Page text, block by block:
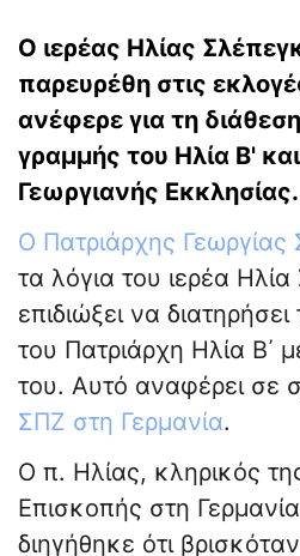
Ο ιερέας Ηλίας
παρευρέθη στις
ανέφερε για τη
γραμμής του Ηλία Β'
Γεωργιανής Εκκλησίας.
Ο Πατριάρχης Γεωργίας
τα λόγια του ιερέα
επιδιώξει να
του Πατριάρχη Ηλία Β΄
του. Αυτό αναφέρει σε
ΣΠΖ στη Γερμανία.
Ο π. Ηλίας, κληρικός
Επισκοπής στη
διηγήθηκε ότι